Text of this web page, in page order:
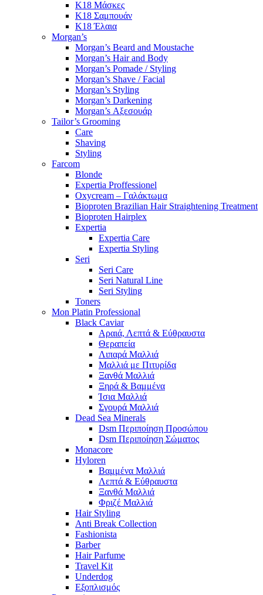
K18 Μάσκες
K18 Σαμπουάν
K18 Έλαια
Morgan’s
Morgan’s Beard and Moustache
Morgan’s Hair and Body
Morgan’s Pomade / Styling
Morgan’s Shave / Facial
Morgan’s Styling
Morgan’s Darkening
Morgan’s Αξεσουάρ
Tailor’s Grooming
Care
Shaving
Styling
Farcom
Blonde
Expertia Proffessionel
Oxycream – Γαλάκτωμα
Bioproten Brazilian Hair Straightening Treatment
Bioproten Hairplex
Expertia
Expertia Care
Expertia Styling
Seri
Seri Care
Seri Natural Line
Seri Styling
Toners
Mon Platin Professional
Black Caviar
Αραιά, Λεπτά & Εύθραυστα
Θεραπεία
Λιπαρά Μαλλιά
Μαλλιά με Πιτυρίδα
Ξανθά Μαλλιά
Ξηρά & Βαμμένα
Ίσια Μαλλιά
Σγουρά Μαλλιά
Dead Sea Minerals
Dsm Περιποίηση Προσώπου
Dsm Περιποίηση Σώματος
Monacore
Hyloren
Βαμμένα Μαλλιά
Λεπτά & Εύθραυστα
Ξανθά Μαλλιά
Φριζέ Μαλλιά
Hair Styling
Anti Break Collection
Fashionista
Barber
Hair Parfume
Travel Kit
Underdog
Εξοπλισμός